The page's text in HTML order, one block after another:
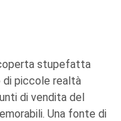
stupefatta
di piccole realtà
di vendita del
Una fonte di